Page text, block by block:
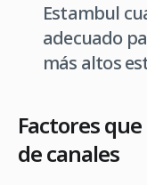
Estambul
adecuado
más altos
Factores
de canales